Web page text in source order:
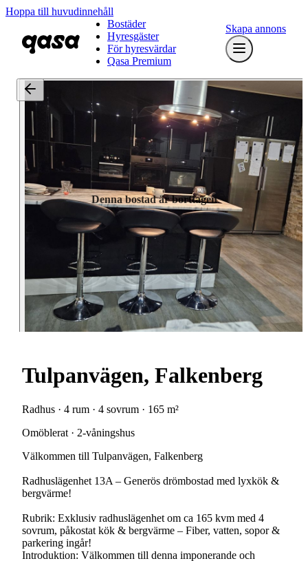
Hoppa till huvudinnehåll
Bostäder
Hyresgäster
För hyresvärdar
Qasa Premium
Skapa annons
Denna bostad är borttagen
Tulpanvägen, Falkenberg
Radhus · 4 rum · 4 sovrum · 165 m²
Omöblerat · 2-våningshus
Välkommen till Tulpanvägen, Falkenberg
Radhuslägenhet 13A – Generös drömbostad med lyxkök &
bergvärme!
Rubrik: Exklusiv radhuslägenhet om ca 165 kvm med 4
sovrum, påkostat kök & bergvärme – Fiber, vatten, sopor &
parkering ingår!
Introduktion: Välkommen till denna imponerande och